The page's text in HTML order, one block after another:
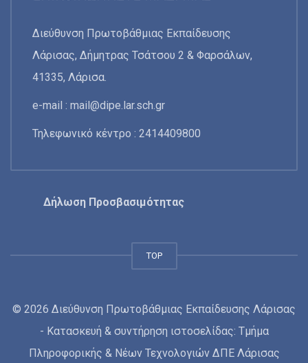
Διεύθυνση Πρωτοβάθμιας Εκπαίδευσης
Λάρισας, Δήμητρας Τσάτσου 2 & Φαρσάλων,
41335, Λάρισα.
e-mail : mail@dipe.lar.sch.gr
Τηλεφωνικό κέντρο : 2414409800
Δήλωση Προσβασιμότητας
TOP
© 2026 Διεύθυνση Πρωτοβάθμιας Εκπαίδευσης Λάρισας
- Κατασκευή & συντήρηση ιστοσελίδας: Τμήμα
Πληροφορικής & Νέων Τεχνολογιών ΔΠΕ Λάρισας